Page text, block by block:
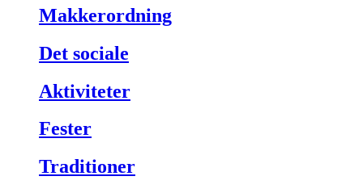
Makkerordning
Det sociale
Aktiviteter
Fester
Traditioner